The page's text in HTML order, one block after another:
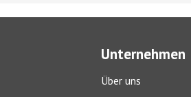
Unternehmen
Über uns